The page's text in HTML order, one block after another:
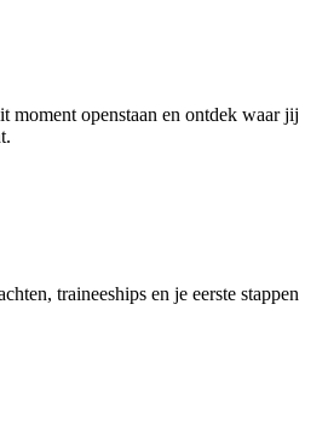
moment openstaan en ontdek waar jij
traineeships en je eerste stappen